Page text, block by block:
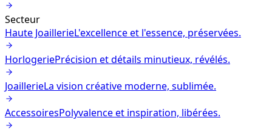
Secteur
Haute JoaillerieL'excellence et l'essence, préservées.
HorlogeriePrécision et détails minutieux, révélés.
JoaillerieLa vision créative moderne, sublimée.
AccessoiresPolyvalence et inspiration, libérées.